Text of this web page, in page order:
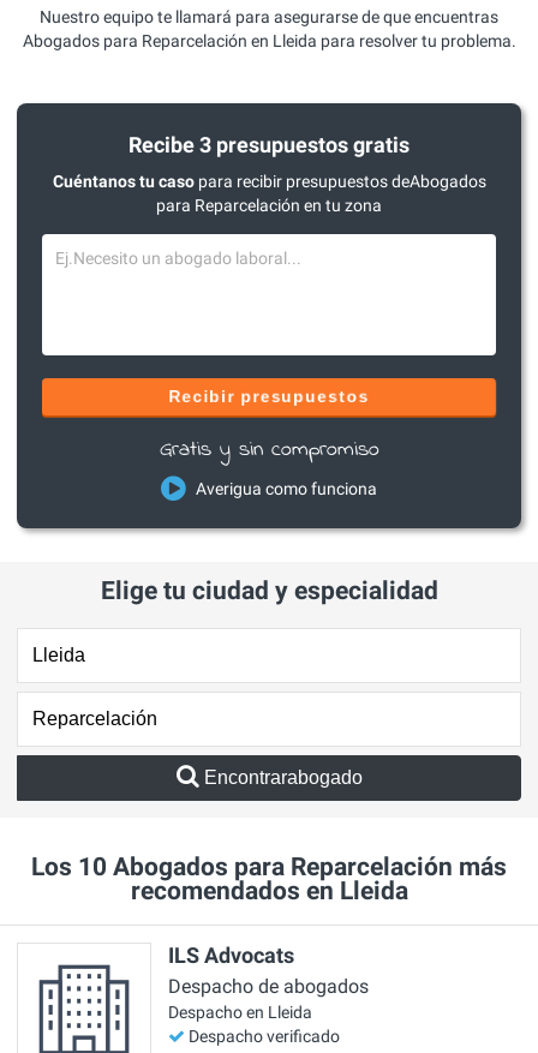
Nuestro equipo te llamará para asegurarse de que encuentras
Abogados para Reparcelación en Lleida para resolver tu problema.
Recibe 3 presupuestos gratis
Cuéntanos tu casopara recibir presupuestos deAbogados
para Reparcelación en tu zona
Recibir presupuestos
Gratis y sin compromiso
Averigua como funciona
Elige tu ciudad y especialidad
Encontrarabogado
Los 10 Abogados para Reparcelación más
recomendados en Lleida
ILS Advocats
Despacho de abogados
Despacho en Lleida
Despacho verificado